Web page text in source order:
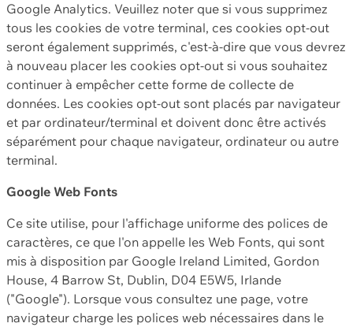
Google Analytics. Veuillez noter que si vous supprimez
tous les cookies de votre terminal, ces cookies opt-out
seront également supprimés, c'est-à-dire que vous devrez
à nouveau placer les cookies opt-out si vous souhaitez
continuer à empêcher cette forme de collecte de
données. Les cookies opt-out sont placés par navigateur
et par ordinateur/terminal et doivent donc être activés
séparément pour chaque navigateur, ordinateur ou autre
terminal.
Google Web Fonts
Ce site utilise, pour l'affichage uniforme des polices de
caractères, ce que l'on appelle les Web Fonts, qui sont
mis à disposition par Google Ireland Limited, Gordon
House, 4 Barrow St, Dublin, D04 E5W5, Irlande
("Google"). Lorsque vous consultez une page, votre
navigateur charge les polices web nécessaires dans le